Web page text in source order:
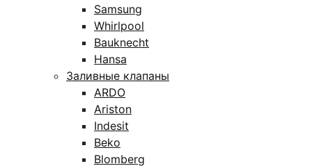
Samsung
Whirlpool
Bauknecht
Hansa
Заливные клапаны
ARDO
Ariston
Indesit
Beko
Blomberg